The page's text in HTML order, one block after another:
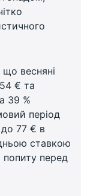
весняні
€ та
39 %
період
до 77 € в
ставкою
перед